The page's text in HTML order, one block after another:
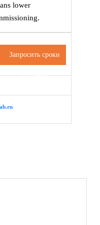
lower
Запросить сроки
поставки